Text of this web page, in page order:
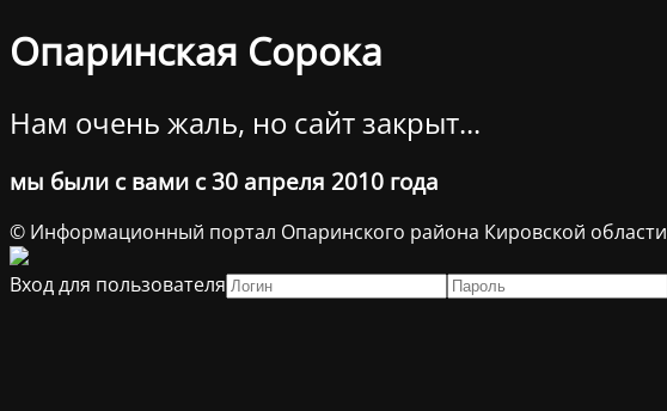
Опаринская Сорока
Нам очень жаль, но сайт закрыт...
мы были с вами с 30 апреля 2010 года
© Информационный портал Опаринского района Кировской области
Вход для пользователя